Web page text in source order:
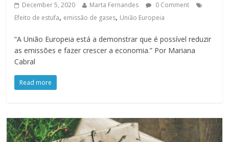
December 5, 2020 Marta Fernandes
0 Comment
Efeito de estufa, emissão de gases, União Europeia
“A União Europeia está a demonstrar que é possível reduzir
as emissões e fazer crescer a economia.” Por Mariana
Cabral
Read more